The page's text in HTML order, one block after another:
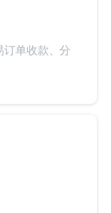
单收款、分